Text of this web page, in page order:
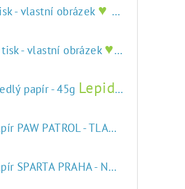
- vlastní obrázek ♥ tisk na jedlý papír
- vlastní obrázek ♥ tisk na jedlý papír
papír - 45g Lepidlo na jedlý papír
Jedlý papír PAW PATROL - TLAPKOVÁ PATROLA
Jedlý papír SPARTA PRAHA - NOVÝ ZNAK